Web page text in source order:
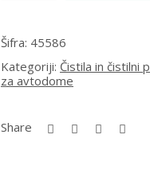
Šifra: 45586
Kategoriji: Čistila in čistilni
za avtodome
Share